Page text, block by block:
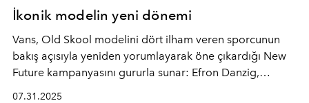
İkonik modelin yeni dönemi
Vans, Old Skool modelini dört ilham veren sporcunun
bakış açısıyla yeniden yorumlayarak öne çıkardığı New
Future kampanyasını gururla sunar: Efron Danzig,
07.31.2025